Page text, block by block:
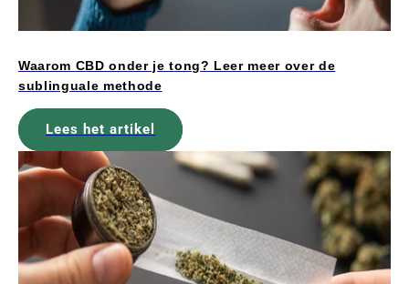
Waarom CBD onder je tong? Leer meer over de
sublinguale methode
Lees het artikel